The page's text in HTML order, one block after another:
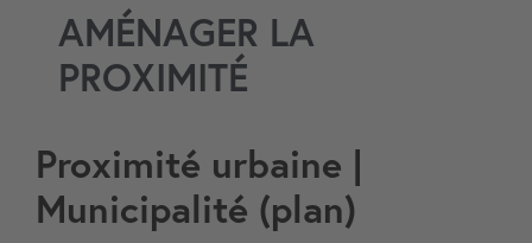
contenu
AMÉNAGER LA
PROXIMITÉ
Proximité urbaine |
Municipalité (plan)